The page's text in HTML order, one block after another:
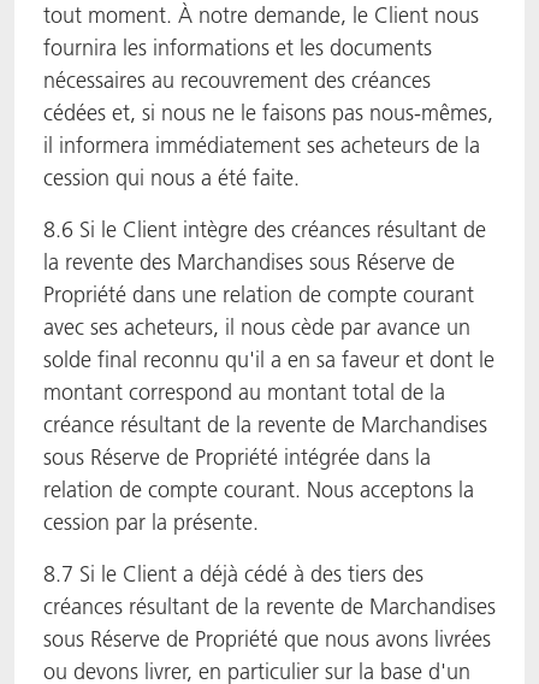
tout moment. À notre demande, le Client nous
fournira les informations et les documents
nécessaires au recouvrement des créances
cédées et, si nous ne le faisons pas nous-mêmes,
il informera immédiatement ses acheteurs de la
cession qui nous a été faite.
8.6 Si le Client intègre des créances résultant de
la revente des Marchandises sous Réserve de
Propriété dans une relation de compte courant
avec ses acheteurs, il nous cède par avance un
solde final reconnu qu'il a en sa faveur et dont le
montant correspond au montant total de la
créance résultant de la revente de Marchandises
sous Réserve de Propriété intégrée dans la
relation de compte courant. Nous acceptons la
cession par la présente.
8.7 Si le Client a déjà cédé à des tiers des
créances résultant de la revente de Marchandises
sous Réserve de Propriété que nous avons livrées
ou devons livrer, en particulier sur la base d'un